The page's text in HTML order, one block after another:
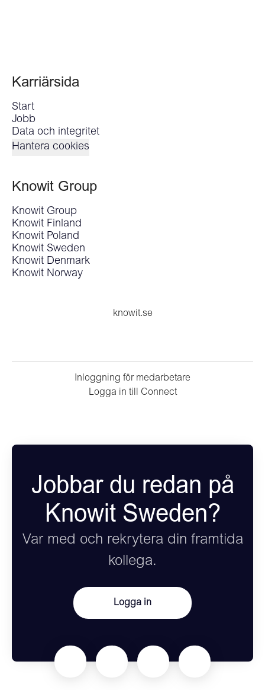
Karriärsida
Start
Jobb
Data och integritet
Hantera cookies
Knowit Group
Knowit Group
Knowit Finland
Knowit Poland
Knowit Sweden
Knowit Denmark
Knowit Norway
knowit.se
Inloggning för medarbetare
Logga in till Connect
Jobbar du redan på
Knowit Sweden?
Var med och rekrytera din framtida
kollega.
Logga in